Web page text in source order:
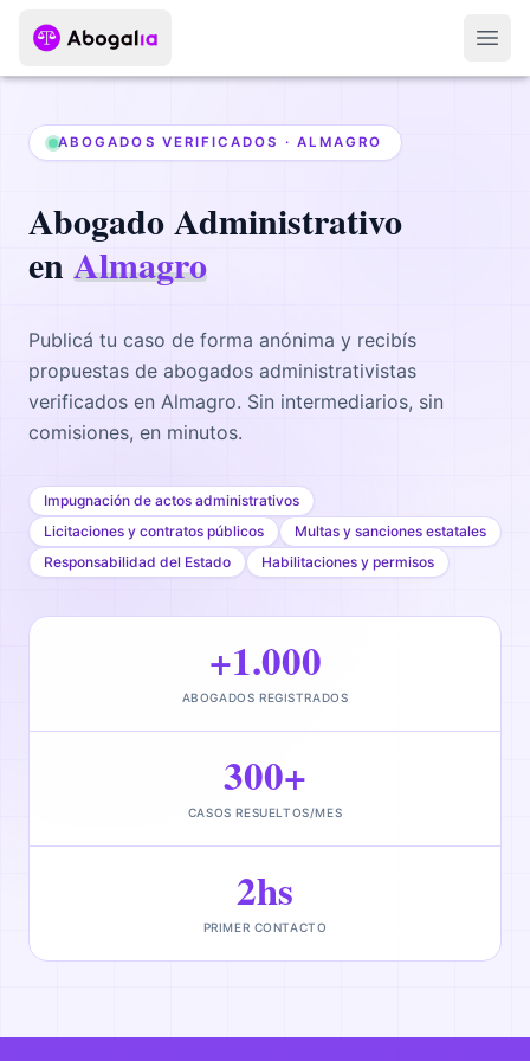
ABOGADOS VERIFICADOS · ALMAGRO
AbogadoAdministrativo
enAlmagro
Publicá tu caso de forma anónima y recibís
propuestas de abogados administrativistas
verificados en Almagro. Sin intermediarios, sin
comisiones, en minutos.
Impugnación de actos administrativos
Licitaciones y contratos públicos
Multas y sanciones estatales
Responsabilidad del Estado
Habilitaciones y permisos
+1.000
ABOGADOS REGISTRADOS
300+
CASOS RESUELTOS/MES
2hs
PRIMER CONTACTO